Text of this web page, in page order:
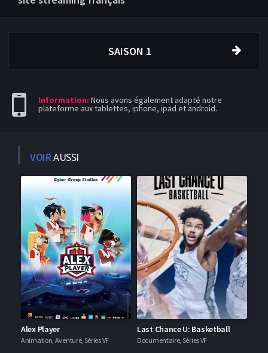
SAISON 1
Information: Nous avons également adapté notre
plateforme aux tablettes, iphone, ipad et android.
VOIRAUSSI
Alex Player
Animation, Aventure, Séries VF
Last Chance U: Basketball
Documentaire, Séries VF